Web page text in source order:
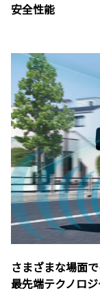
安全性能
さまざまな場面
最先端テクノロジ